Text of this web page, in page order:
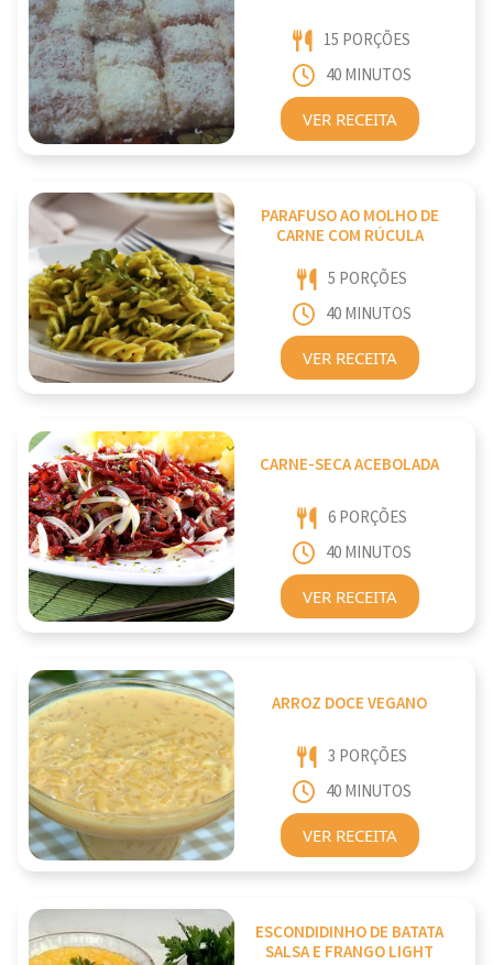
15 PORÇÕES
40 MINUTOS
VER RECEITA
PARAFUSO AO MOLHO DE
CARNE COM RÚCULA
5 PORÇÕES
40 MINUTOS
VER RECEITA
CARNE-SECA ACEBOLADA
6 PORÇÕES
40 MINUTOS
VER RECEITA
ARROZ DOCE VEGANO
3 PORÇÕES
40 MINUTOS
VER RECEITA
ESCONDIDINHO DE BATATA
SALSA E FRANGO LIGHT